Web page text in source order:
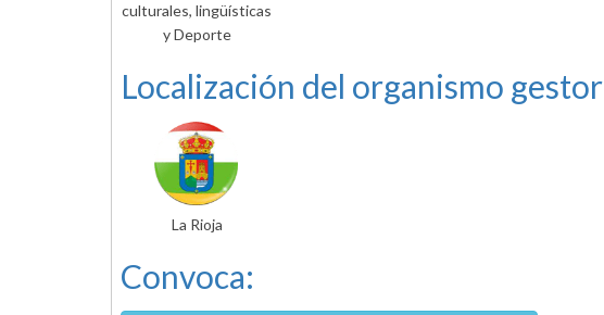
culturales, lingüísticas
y Deporte
Localización del organismo gestor
La Rioja
Convoca: